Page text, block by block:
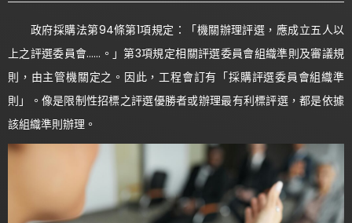
政府採購法第94條第1項規定：「機關辦理評選，應成立五人以
上之評選委員會……。」第3項規定相關評選委員會組織準則及審議規
則，由主管機關定之。因此，工程會訂有「採購評選委員會組織準
則」。像是限制性招標之評選優勝者或辦理最有利標評選，都是依據
該組織準則辦理。